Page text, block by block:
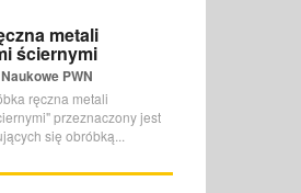
metali
ściernymi
PWN
ręczna metali
przeznaczony jest
się obróbką...